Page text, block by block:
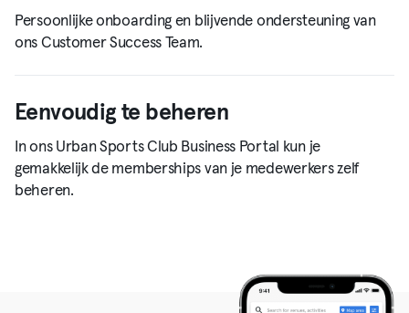
Persoonlijke onboarding en blijvende ondersteuning van
ons Customer Success Team.
Eenvoudig te beheren
In ons Urban Sports Club Business Portal kun je
gemakkelijk de memberships van je medewerkers zelf
beheren.